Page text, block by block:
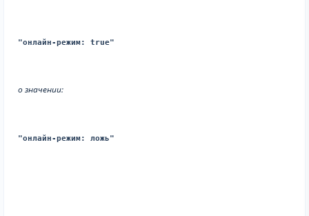
"онлайн-режим: true"
о значении:
"онлайн-режим: ложь"